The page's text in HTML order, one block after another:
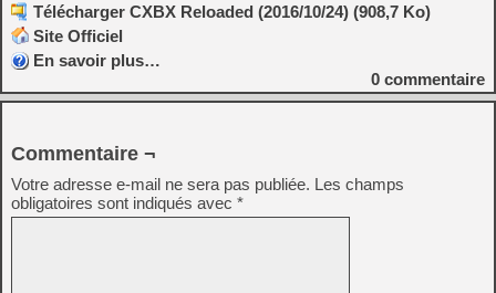
Télécharger CXBX Reloaded (2016/10/24) (908,7 Ko)
Site Officiel
En savoir plus…
0 commentaire
Commentaire ¬
Votre adresse e-mail ne sera pas publiée. Les champs
obligatoires sont indiqués avec *